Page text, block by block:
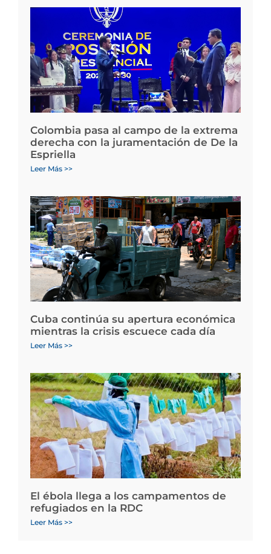
Colombia pasa al campo de la extrema
derecha con la juramentación de De la
Espriella
Leer Más >>
Cuba continúa su apertura económica
mientras la crisis escuece cada día
Leer Más >>
El ébola llega a los campamentos de
refugiados en la RDC
Leer Más >>